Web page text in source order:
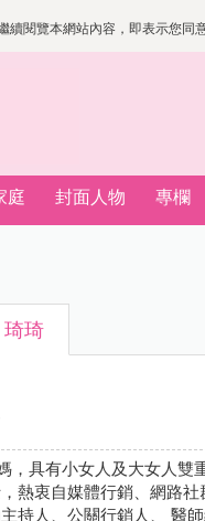
閱覽本網站內容，即表示您
庭 封面人物 專欄
琦琦
，具有小女人及大女人雙
熱衷自媒體行銷、網路
持人、公關行銷人、 醫師